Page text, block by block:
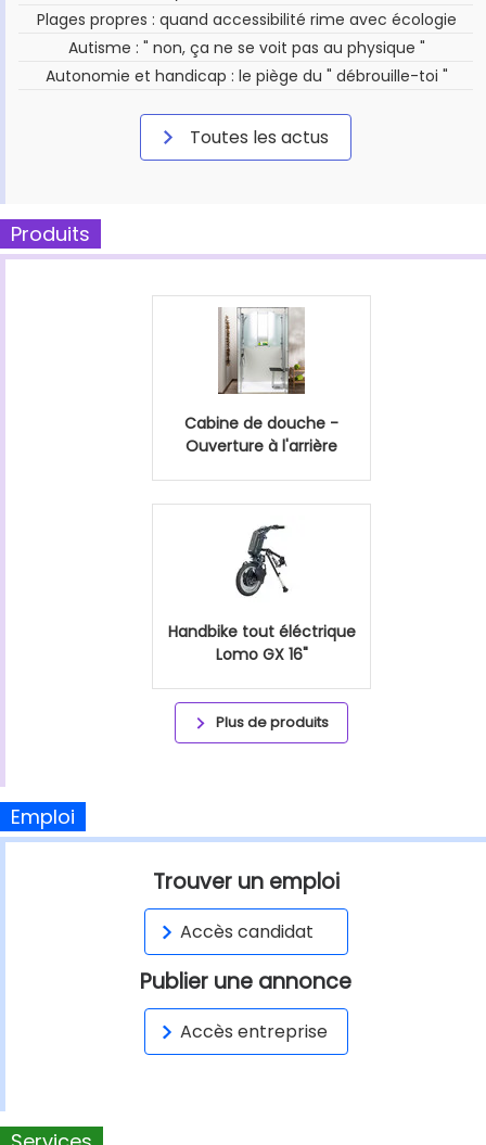
Plages propres : quand accessibilité rime avec écologie
Autisme : " non, ça ne se voit pas au physique "
Autonomie et handicap : le piège du " débrouille-toi "
Toutes les actus
Produits
Cabine de douche -
Ouverture à l'arrière
Handbike tout éléctrique
Lomo GX 16"
Plus de produits
Emploi
Trouver un emploi
Accès candidat
Publier une annonce
Accès entreprise